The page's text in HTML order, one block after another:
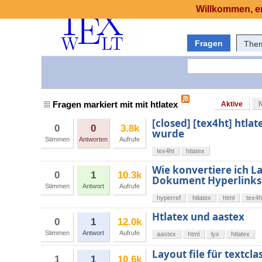
Fragen
Fragen markiert mit mit htlatex Aktive
0
Stimmen
0
Antworten
3.8k
Aufrufe
[closed] [tex4ht]
wurde
tex4ht htlatex
0
Stimmen
1
Antwort
10.3k
Aufrufe
Wie konvertiere ich
Dokument
hyperref htlatex html
0
Stimmen
1
Antwort
12.0k
Aufrufe
Htlatex und aastex
aastex html lyx htlatex
1 1 10.6k Layout file für
Willkommen,